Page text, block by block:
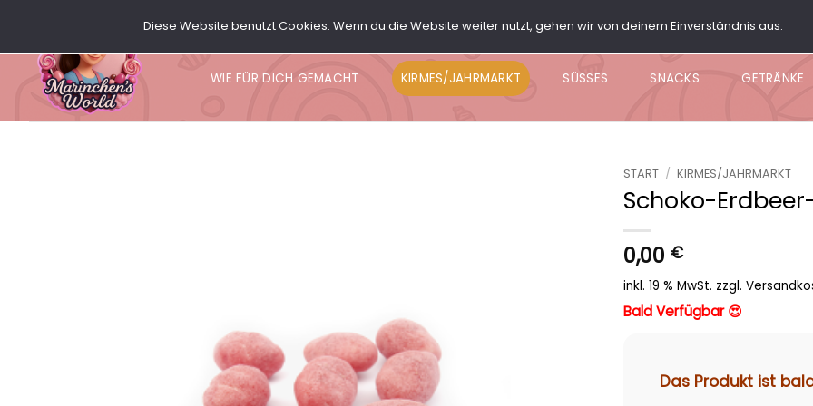
springen
WIE FÜR DICH GEMACHT KIRMES/JAHRMARKT SÜSSES SNACKS GETRÄNKE
START / KIRMES/JAHRMARKT
Schoko-
0,00 €
inkl. 19 % MwSt. zzgl.
Bald Verfügbar 😍
Das Produkt ist
Diese Website benutzt Cookies. Wenn du die Website weiter nutzt, gehen wir von deinem Einverständnis aus.